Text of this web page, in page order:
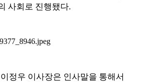
사회로 진행됐다.
정우 이사장은 인사말을 통해서